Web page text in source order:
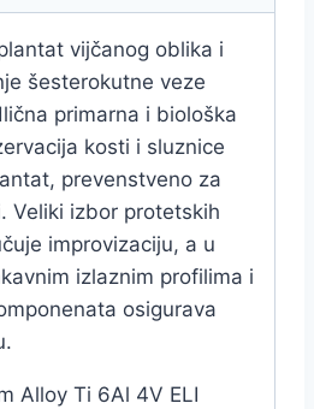
vijčanog oblika i
šesterokutne veze
primarna i biološka
kosti i sluznice
prevenstveno za
Veliki izbor protetskih
improvizaciju, a u
izlaznim profilima i
osigurava
Alloy Ti 6Al 4V ELI